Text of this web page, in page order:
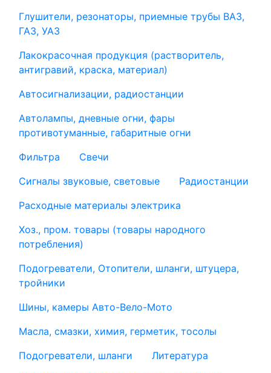
Глушители, резонаторы, приемные трубы ВАЗ,
ГАЗ, УАЗ
Лакокрасочная продукция (растворитель,
антигравий, краска, материал)
Автосигнализации, радиостанции
Автолампы, дневные огни, фары
противотуманные, габаритные огни
Фильтра
Свечи
Сигналы звуковые, световые
Радиостанции
Расходные материалы электрика
Хоз., пром. товары (товары народного
потребления)
Подогреватели, Отопители, шланги, штуцера,
тройники
Шины, камеры Авто-Вело-Мото
Масла, смазки, химия, герметик, тосолы
Подогреватели, шланги
Литература